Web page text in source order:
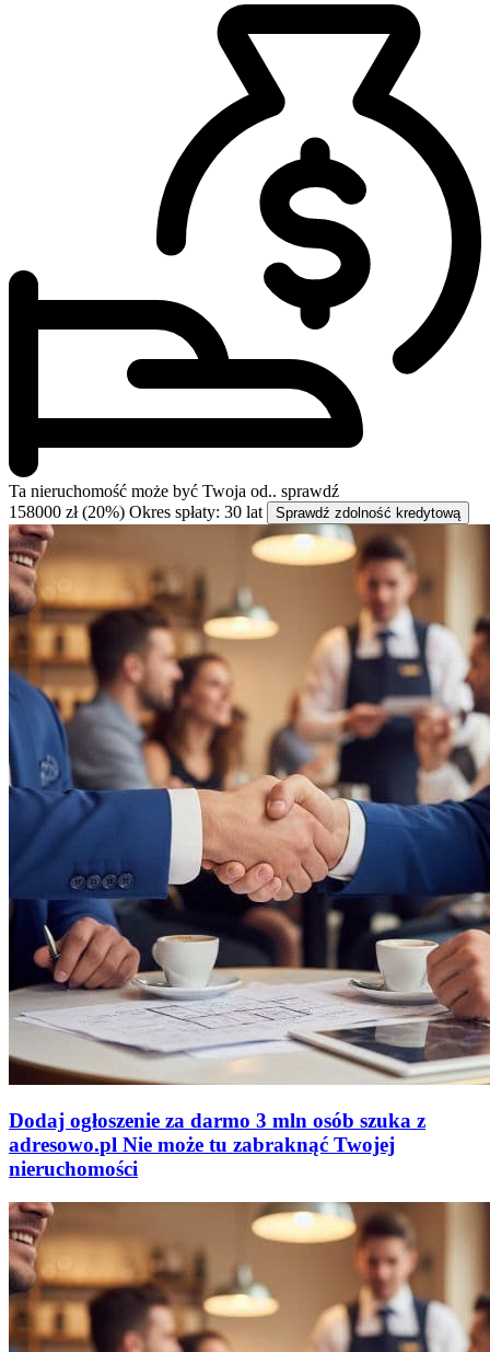
Ta nieruchomość może być Twoja od.. sprawdź
158000 zł (20%) Okres spłaty: 30 lat Sprawdź zdolność kredytową
Dodaj ogłoszenie za darmo 3 mln osób szuka z
adresowo.pl Nie może tu zabraknąć Twojej
nieruchomości